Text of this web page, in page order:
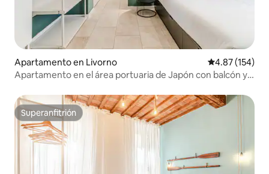
Apartamento en Livorno Calificación
4.87 (154)
Apartamento en el área portuaria de Japón con balcón y
Superanfitrión
Superanfitrión